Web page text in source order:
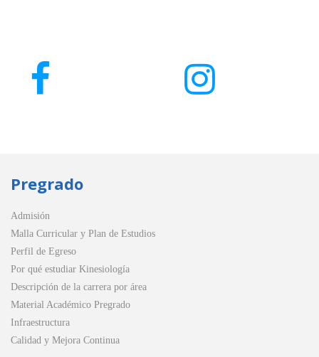
Pregrado
Admisión
Malla Curricular y Plan de Estudios
Perfil de Egreso
Por qué estudiar Kinesiología
Descripción de la carrera por área
Material Académico Pregrado
Infraestructura
Calidad y Mejora Continua